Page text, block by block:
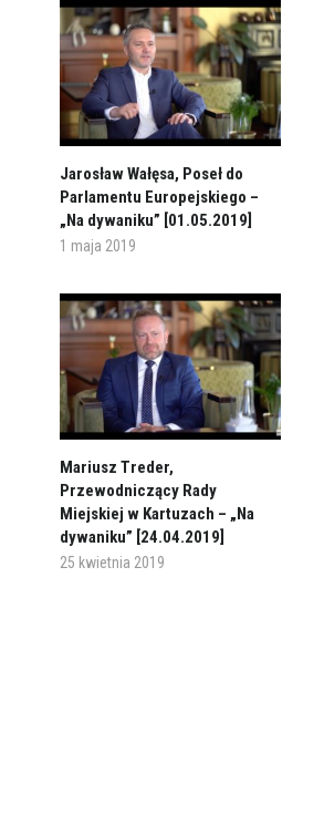
Jarosław Wałęsa, Poseł do
Parlamentu Europejskiego –
„Na dywaniku” [01.05.2019]
1 maja 2019
Mariusz Treder,
Przewodniczący Rady
Miejskiej w Kartuzach – „Na
dywaniku” [24.04.2019]
25 kwietnia 2019